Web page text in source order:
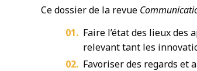
Ce dossier de la revue
Faire l’état des lieux des
relevant tant les
Favoriser des regards et